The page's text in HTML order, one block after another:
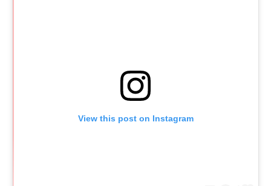
View this post on Instagram